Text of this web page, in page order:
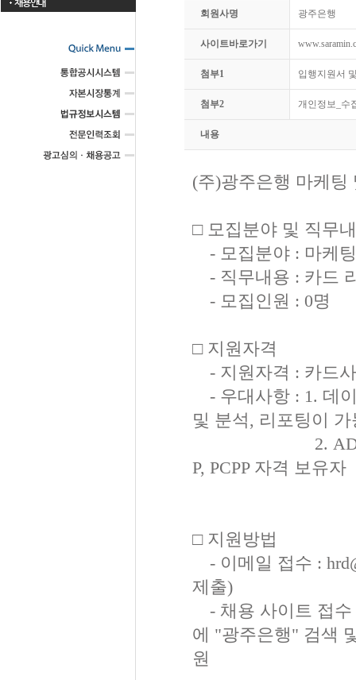
채용안내
회원사명 광주은행
사이트바로가기
첨부1 입행지원서
첨부2 개인정보_수
내용
(주)광주은행 마케팅
□ 모집분야 및 직무
- 모집분야 : 마케
- 직무내용 : 카드
- 모집인원 : 0명
□ 지원자격
- 지원자격 : 카드
- 우대사항 : 1. 데
및 분석, 리포팅이
2. ADsP, 빅데
P, PCPP 자격 보유자
□ 지원방법
- 이메일 접수 :
제출)
- 채용 사이트 접수
에 "광주은행" 검색
원